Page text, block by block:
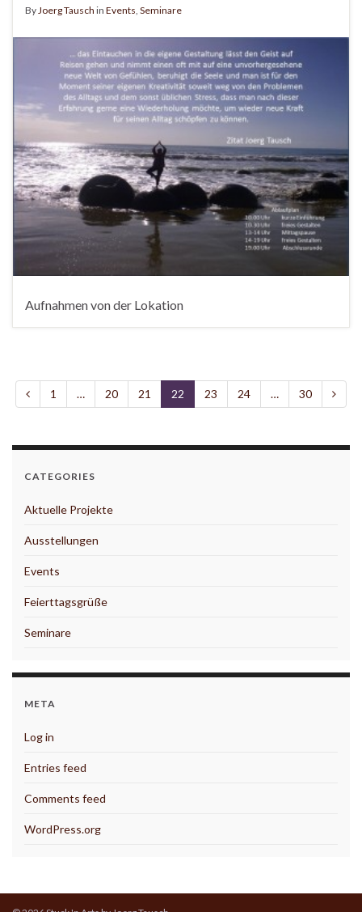
By Joerg Tausch in Events Seminare
Aufnahmen von der Lokation
1 … 20 21 22 23 24 … 30
CATEGORIES
Aktuelle Projekte
Ausstellungen
Events
Feierttagsgrüße
Seminare
META
Log in
Entries feed
Comments feed
WordPress.org